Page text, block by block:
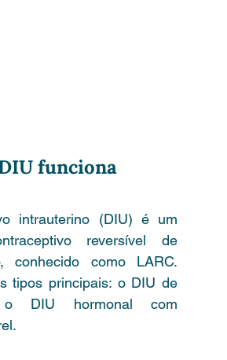
funciona
intrauterino (DIU) é um
reversível de
conhecido como LARC.
tipos principais: o DIU de
DIU hormonal com